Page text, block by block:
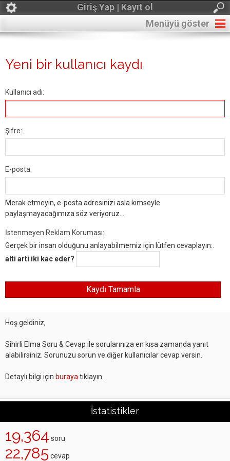
Giriş Yap | Kayıt ol
Menüyü göster
Yeni bir kullanıcı kaydı
Kullanıcı adı:
Şifre:
E-posta:
Merak etmeyin, e-posta adresinizi asla kimseyle
paylaşmayacağımıza söz veriyoruz...
İstenmeyen Reklam Koruması:
Gerçek bir insan olduğunu anlayabilmemiz için lütfen cevaplayın:.
alti arti iki kac eder?
Hoş geldiniz,
Sihirli Elma Soru & Cevap ile sorularınıza en kısa zamanda yanıt
alabilirsiniz. Sorunuzu sorun ve diğer kullanıcılar cevap versin.
Detaylı bilgi için buraya tıklayın.
İstatistikler
19,364 soru
22,785 cevap